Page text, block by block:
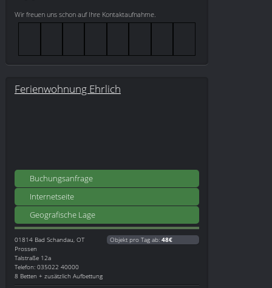
Wir freuen uns schon auf Ihre Kontaktaufnahme.
Ferienwohnung Ehrlich
Buchungsanfrage
Internetseite
Geografische Lage
01814 Bad Schandau, OT
Prossen
Talstraße 12a
Telefon: 035022 40000
8 Betten + zusätzlich Aufbettung
Objekt pro Tag ab: 48€